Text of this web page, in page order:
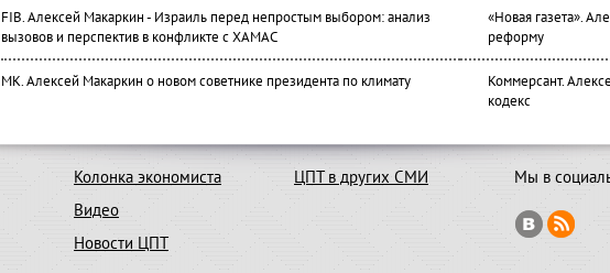
FIB. Алексей Макаркин - Израиль перед непростым выбором: анализ
вызовов и перспектив в конфликте с ХАМАС
«Новая газета».
реформу
МК. Алексей Макаркин о новом советнике президента по климату
Коммерсант.
кодекс
Колонка экономиста
Видео
Новости ЦПТ
ЦПТ в других СМИ Мы в